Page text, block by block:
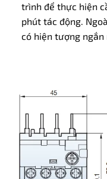
trình để thực hiện
phút tác động.
có hiện tượng ngắn